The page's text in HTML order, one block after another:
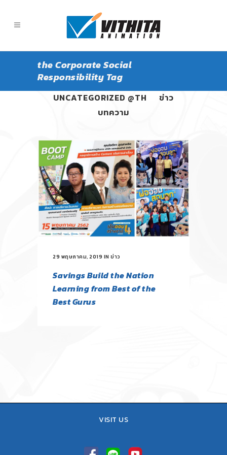
the Corporate Social
Responsibility Tag
ALL
PANGPOND
UNCATEGORIZED @TH
ข่าว
บทความ
29 พฤษภาคม, 2019 IN ข่าว
Savings Build the Nation
Learning from Best of the
Best Gurus
VISIT US